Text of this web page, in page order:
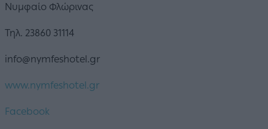
Νυμφαίο Φλώρινας
Τηλ. 23860 31114
info@nymfeshotel.gr
www.nymfeshotel.gr
Facebook